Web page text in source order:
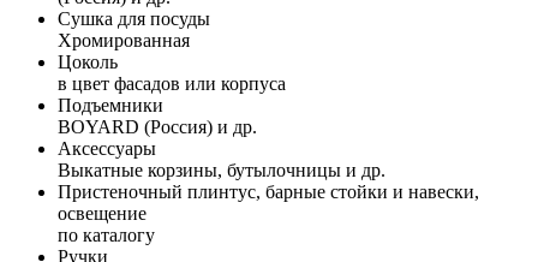
Сушка для посуды
Хромированная
Цоколь
в цвет фасадов или корпуса
Подъемники
BOYARD (Россия) и др.
Аксессуары
Выкатные корзины, бутылочницы и др.
Пристеночный плинтус, барные стойки и навески,
освещение
по каталогу
Ручки